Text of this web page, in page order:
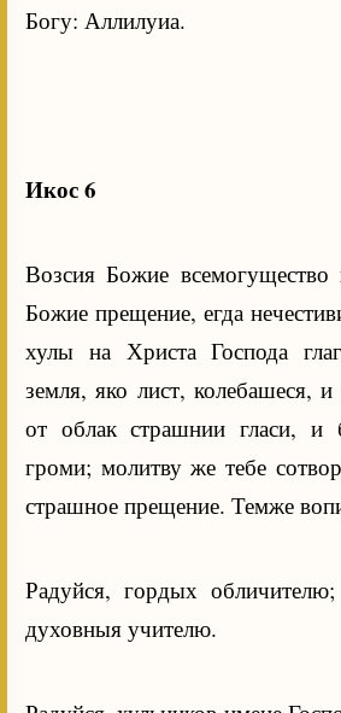
Богу: Аллилуиа.
Икос 6
Возсия Божие
Божие прещение, егда
хулы на Христа Господа
земля, яко лист, колебашеся,
от облак страшнии гласи, и
громи; молитву же тебе
страшное прещение. Темже
Радуйся, гордых
духовныя учителю.